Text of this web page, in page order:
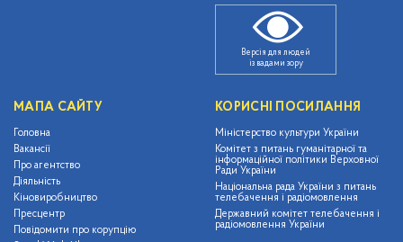
Версія для людей
із вадами зору
МАПА САЙТУ
Головна
Вакансії
Про агентство
Діяльність
Кіновиробництво
Пресцентр
Повідомити про корупцію
КОРИСНІ ПОСИЛАННЯ
Міністерство культури України
Комітет з питань гуманітарної та
інформаційної політики Верховної
Ради України
Національна рада України з питань
телебачення і радіомовлення
Державний комітет телебачення і
радіомовлення України